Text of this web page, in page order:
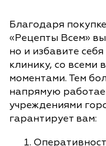
Благодаря
«Рецепты Всем»
но и избавите
клинику, со
моментами. Тем
напрямую
учреждениями
гарантирует вам: